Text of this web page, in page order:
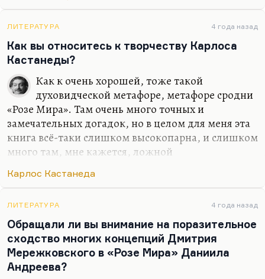
Странные картины.
Это огромная баллада.
Морозов — очень интересная фигура.
Заблуждения его, его «новая история», из
которой выросли и Фоменко, и Носовский, и
целая новая философия истории,— это как
художественный текст бесконечно интересно. У
меня была такая статья о русских самородках,
которые переосмысливают заново историю,
культуру. Это, конечно, не наука, это…
ЛИТЕРАТУРА 4 года назад
Как вы относитесь к творчеству Карлоса
Кастанеды?
Как к очень хорошей, тоже такой
духовидческой метафоре, метафоре сродни
«Розе Мира». Там очень много точных и
замечательных догадок, но в целом для меня эта
книга всё-таки слишком высокопарна, и слишком
много там, мне кажется, ложной
неправ.
Карлос Кастанеда
ЛИТЕРАТУРА 4 года назад
Обращали ли вы внимание на поразительное
сходство многих концепций Дмитрия
Мережковского в «Розе Мира» Даниила
Андреева?